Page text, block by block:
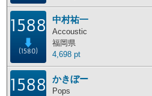
1588
(1580)
中村祐一
Accoustic
福岡県
4,698 pt
1588 かきぼー
Pops